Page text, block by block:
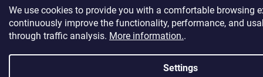
We use cookies to provide you with a comfortable browsing
continuously improve the functionality, performance, and
through traffic analysis. More information..
Settings